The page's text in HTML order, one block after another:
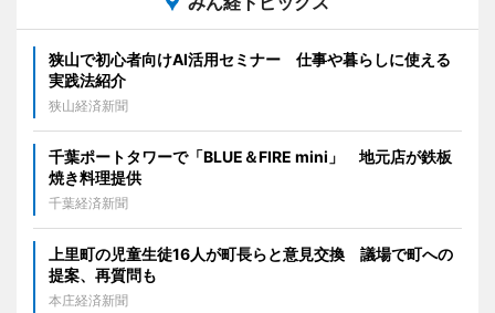
狭山で初心者向けAI活用セミナー 仕事や暮らしに使える
実践法紹介
狭山経済新聞
千葉ポートタワーで「BLUE＆FIRE mini」 地元店が鉄板
焼き料理提供
千葉経済新聞
上里町の児童生徒16人が町長らと意見交換 議場で町への
提案、再質問も
本庄経済新聞